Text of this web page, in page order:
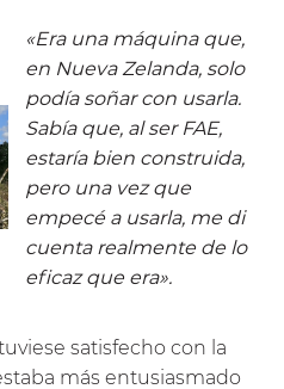
«Era una máquina que,
en Nueva Zelanda, solo
podía soñar con usarla.
Sabía que, al ser FAE,
estaría bien construida,
pero una vez que
empecé a usarla, me di
cuenta realmente de lo
eficaz que era».
satisfecho con la
más entusiasmado